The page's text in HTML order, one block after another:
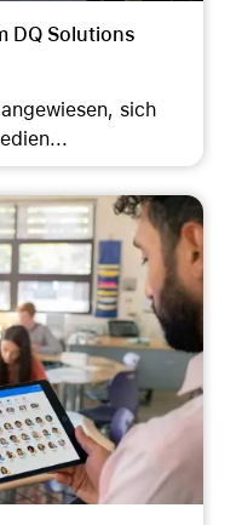
DQ Solutions
sich